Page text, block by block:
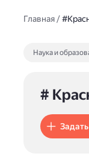
Главная/
Наука и
#